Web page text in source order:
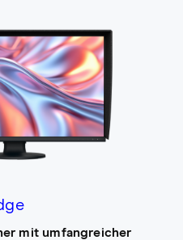
mit umfangreicher